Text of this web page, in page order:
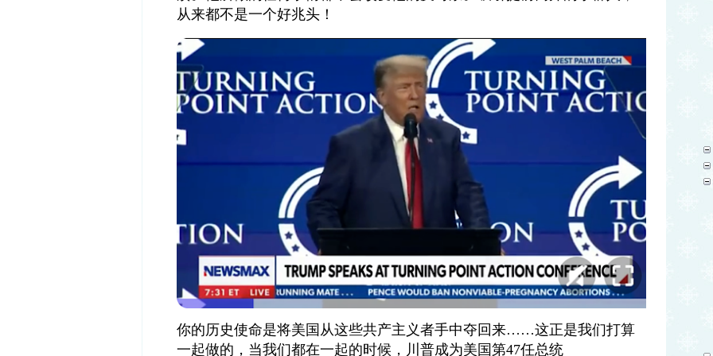
从来都不是一个好兆头！
你的历史使命是将美国从这些共产主义者手中夺回来……这正是我们打算
一起做的，当我们都在一起的时候，川普成为美国第47任总统